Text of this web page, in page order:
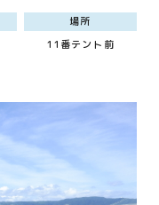
場所
11番テント前